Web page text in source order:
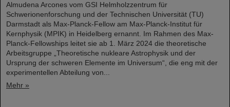
Almudena Arcones vom GSI Helmholzzentrum für
Schwerionenforschung und der Technischen Universität (TU)
Darmstadt als Max-Planck-Fellow am Max-Planck-Institut für
Kernphysik (MPIK) in Heidelberg ernannt. Im Rahmen des Max-
Planck-Fellowships leitet sie ab 1. März 2024 die theoretische
Arbeitsgruppe „Theoretische nukleare Astrophysik und der
Ursprung der schweren Elemente im Universum“, die eng mit der
experimentellen Abteilung von...
Mehr »